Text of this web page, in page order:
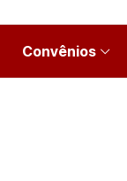
Convênios